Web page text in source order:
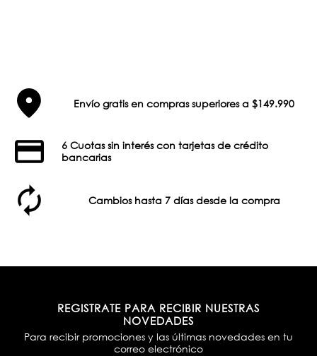
Envío gratis en compras superiores a $149.990
6 Cuotas sin interés con tarjetas de crédito
bancarias
Cambios hasta 7 días desde la compra
REGISTRATE PARA RECIBIR NUESTRAS
NOVEDADES
Para recibir promociones y las últimas novedades en tu
correo electrónico